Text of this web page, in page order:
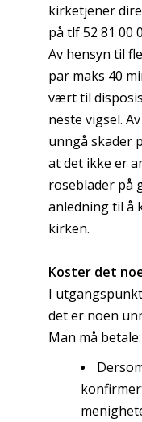
kirketjener
på tlf 52 81 00
Av hensyn til
par maks 40
vært til
neste vigsel.
unngå skader
at det ikke er
roseblader på
anledning til å
kirken.
Koster det
I
det er noen
Man må betale: